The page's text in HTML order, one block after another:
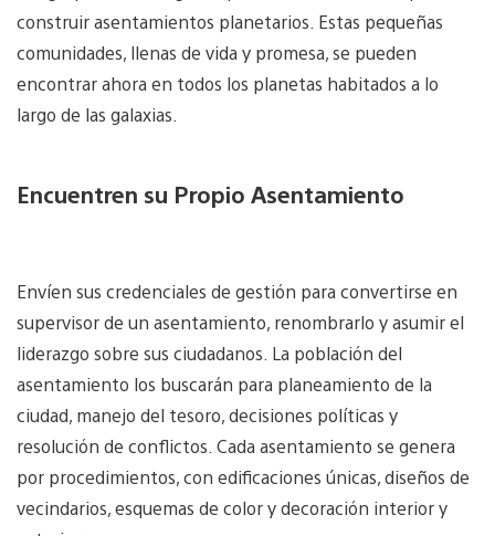
construir asentamientos planetarios. Estas pequeñas
comunidades, llenas de vida y promesa, se pueden
encontrar ahora en todos los planetas habitados a lo
largo de las galaxias.
Encuentren su Propio Asentamiento
Envíen sus credenciales de gestión para convertirse en
supervisor de un asentamiento, renombrarlo y asumir el
liderazgo sobre sus ciudadanos. La población del
asentamiento los buscarán para planeamiento de la
ciudad, manejo del tesoro, decisiones políticas y
resolución de conflictos. Cada asentamiento se genera
por procedimientos, con edificaciones únicas, diseños de
vecindarios, esquemas de color y decoración interior y